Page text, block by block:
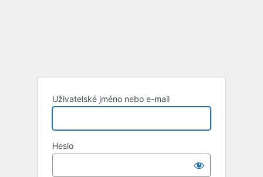
Uživatelské jméno nebo e-mail
Heslo